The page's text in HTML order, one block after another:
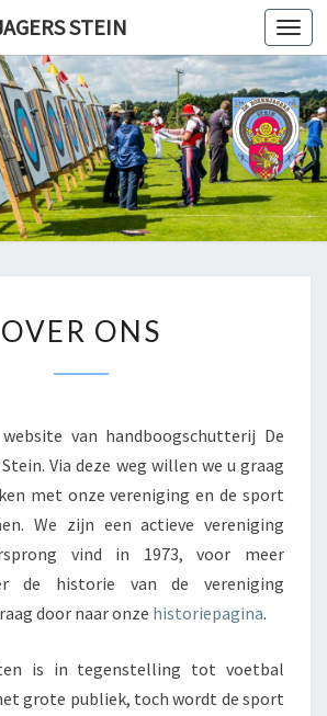
STEIN
V
R
OVER ONS
van handboogschutterij De
Via deze weg willen we u graag
met onze vereniging en de sport
We zijn een actieve vereniging
vind in 1973, voor meer
de historie van de vereniging
door naar onze historiepagina.
is in tegenstelling tot voetbal
grote publiek, toch wordt de sport